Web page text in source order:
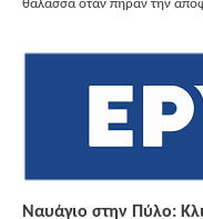
θάλασσα όταν πήραν την
Ναυάγιο στην Πύλο: